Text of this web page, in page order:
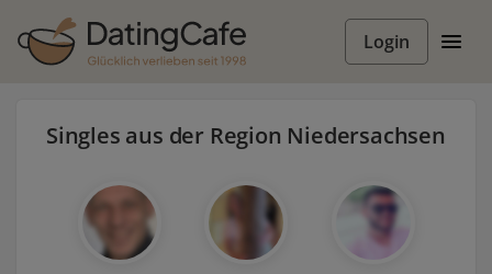
Login
Singles aus der Region Niedersachsen